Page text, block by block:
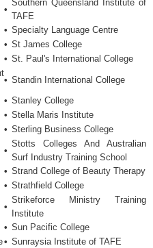
•
Southern Queensland Institute of
TAFE
• Specialty Language Centre
• St James College
• St. Paul's International College
• Standin International College
• Stanley College
• Stella Maris Institute
• Sterling Business College
•
Stotts Colleges And Australian
Surf Industry Training School
• Strand College of Beauty Therapy
• Strathfield College
•
Strikeforce Ministry Training
Institute
• Sun Pacific College
• Sunraysia Institute of TAFE